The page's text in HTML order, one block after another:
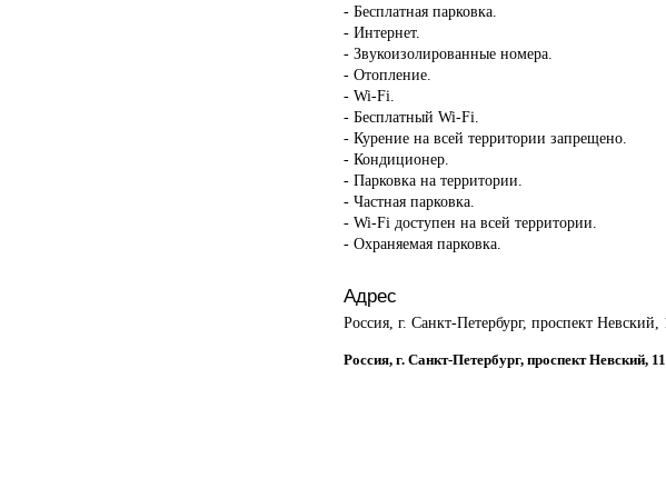
- Бесплатная парковка.
- Интернет.
- Звукоизолированные номера.
- Отопление.
- Wi-Fi.
- Бесплатный Wi-Fi.
- Курение на всей территории запрещено.
- Кондиционер.
- Парковка на территории.
- Частная парковка.
- Wi-Fi доступен на всей территории.
- Охраняемая парковка.
Адрес
Россия, г. Санкт-Петербург, проспект Невский,
Россия, г. Санкт-Петербург, проспект Невский,